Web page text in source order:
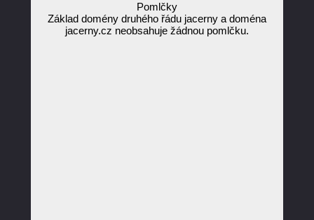
Pomlčky
Základ domény druhého řádu jacerny a doména
jacerny.cz neobsahuje žádnou pomlčku.